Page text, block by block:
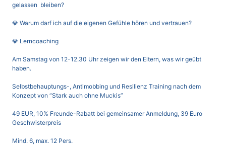
gelassen bleiben?
💎 Warum darf ich auf die eigenen Gefühle hören und vertrauen?
💎 Lerncoaching
Am Samstag von 12-12.30 Uhrzeigen wir den Eltern, was wir geübt
haben.
Selbstbehauptungs-, Antimobbing und Resilienz Training nach dem
Konzept von “Stark auch ohne Muckis”
49 EUR, 10% Freunde-Rabatt bei gemeinsamer Anmeldung, 39 Euro
Geschwisterpreis
Mind. 6, max. 12 Pers.